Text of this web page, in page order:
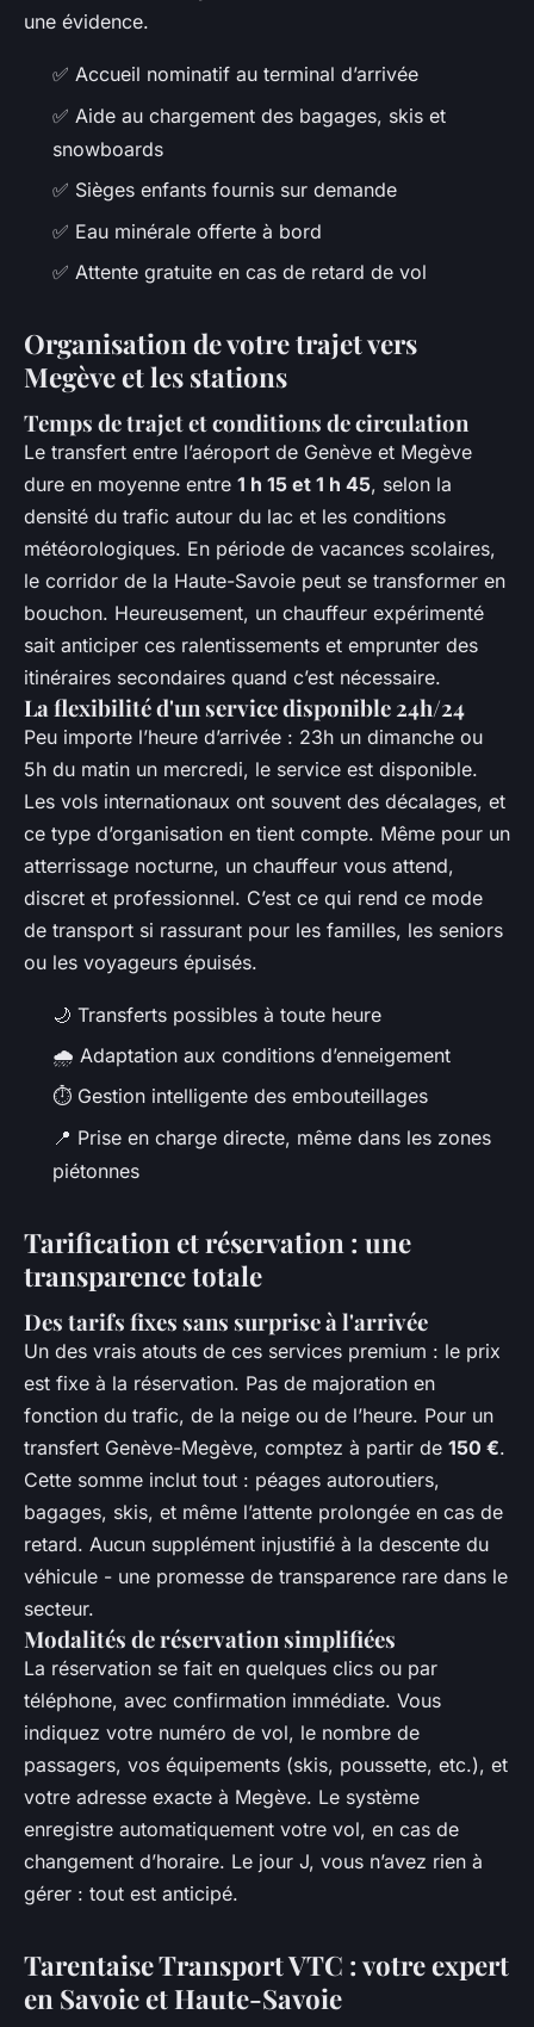
une évidence.
✅ Accueil nominatif au terminal d’arrivée
✅ Aide au chargement des bagages, skis et
snowboards
✅ Sièges enfants fournis sur demande
✅ Eau minérale offerte à bord
✅ Attente gratuite en cas de retard de vol
Organisation de votre trajet vers
Megève et les stations
Temps de trajet et conditions de circulation
Le transfert entre l’aéroport de Genève et Megève
dure en moyenne entre 1 h 15 et 1 h 45, selon la
densité du trafic autour du lac et les conditions
météorologiques. En période de vacances scolaires,
le corridor de la Haute-Savoie peut se transformer en
bouchon. Heureusement, un chauffeur expérimenté
sait anticiper ces ralentissements et emprunter des
itinéraires secondaires quand c’est nécessaire.
La flexibilité d'un service disponible 24h/24
Peu importe l’heure d’arrivée : 23h un dimanche ou
5h du matin un mercredi, le service est disponible.
Les vols internationaux ont souvent des décalages, et
ce type d’organisation en tient compte. Même pour un
atterrissage nocturne, un chauffeur vous attend,
discret et professionnel. C’est ce qui rend ce mode
de transport si rassurant pour les familles, les seniors
ou les voyageurs épuisés.
🌙 Transferts possibles à toute heure
🌧️ Adaptation aux conditions d’enneigement
⏱️ Gestion intelligente des embouteillages
📍 Prise en charge directe, même dans les zones
piétonnes
Tarification et réservation : une
transparence totale
Des tarifs fixes sans surprise à l'arrivée
Un des vrais atouts de ces services premium : le prix
est fixe à la réservation. Pas de majoration en
fonction du trafic, de la neige ou de l’heure. Pour un
transfert Genève-Megève, comptez à partir de 150 €.
Cette somme inclut tout : péages autoroutiers,
bagages, skis, et même l’attente prolongée en cas de
retard. Aucun supplément injustifié à la descente du
véhicule - une promesse de transparence rare dans le
secteur.
Modalités de réservation simplifiées
La réservation se fait en quelques clics ou par
téléphone, avec confirmation immédiate. Vous
indiquez votre numéro de vol, le nombre de
passagers, vos équipements (skis, poussette, etc.), et
votre adresse exacte à Megève. Le système
enregistre automatiquement votre vol, en cas de
changement d’horaire. Le jour J, vous n’avez rien à
gérer : tout est anticipé.
Tarentaise Transport VTC : votre expert
en Savoie et Haute-Savoie